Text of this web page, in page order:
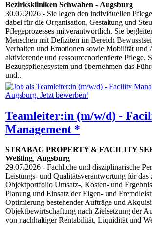
Bezirkskliniken Schwaben - Augsburg
30.07.2026 - Sie legen den individuellen
dabei für die Organisation, Gestaltung und
Pflegeprozesses mitverantwortlich. Sie
Menschen mit Defiziten im Bereich
Verhalten und Emotionen sowie Mobilität und
aktivierende und ressourcenorientierte Pflege.
Bezugspflegesystem und übernehmen das
und...
Teamleiter:in (m/w/d) -
Management *
STRABAG PROPERTY & FACILITY
Weßling, Augsburg
29.07.2026 - Fachliche und disziplinarische
Leistungs- und Qualitätsverantwortung für das
Objektportfolio Umsatz-, Kosten- und
Planung und Einsatz der Eigen- und
Optimierung bestehender Aufträge und
Objektbewirtschaftung nach Zielsetzung der
von nachhaltiger Rentabilität, Liquidität und